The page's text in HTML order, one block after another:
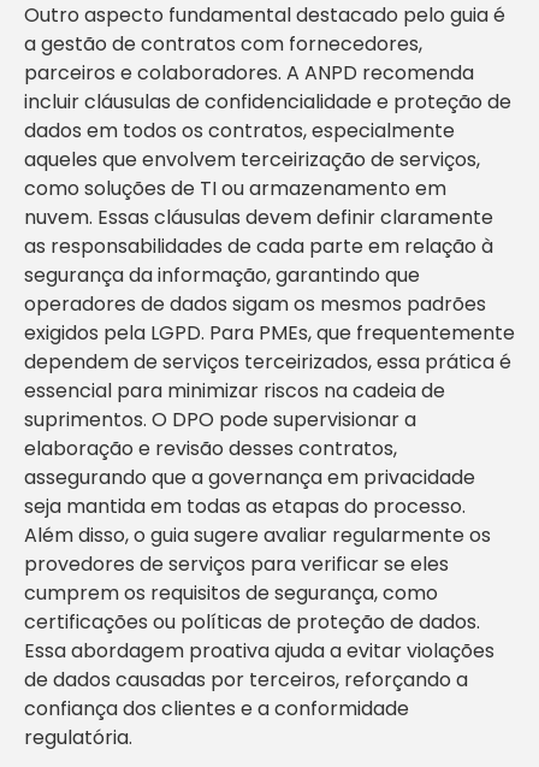
Outro aspecto fundamental destacado pelo guia é
a gestão de contratos com fornecedores,
parceiros e colaboradores. A ANPD recomenda
incluir cláusulas de confidencialidade e proteção de
dados em todos os contratos, especialmente
aqueles que envolvem terceirização de serviços,
como soluções de TI ou armazenamento em
nuvem. Essas cláusulas devem definir claramente
as responsabilidades de cada parte em relação à
segurança da informação, garantindo que
operadores de dados sigam os mesmos padrões
exigidos pela LGPD. Para PMEs, que frequentemente
dependem de serviços terceirizados, essa prática é
essencial para minimizar riscos na cadeia de
suprimentos. O DPO pode supervisionar a
elaboração e revisão desses contratos,
assegurando que a governança em privacidade
seja mantida em todas as etapas do processo.
Além disso, o guia sugere avaliar regularmente os
provedores de serviços para verificar se eles
cumprem os requisitos de segurança, como
certificações ou políticas de proteção de dados.
Essa abordagem proativa ajuda a evitar violações
de dados causadas por terceiros, reforçando a
confiança dos clientes e a conformidade
regulatória.